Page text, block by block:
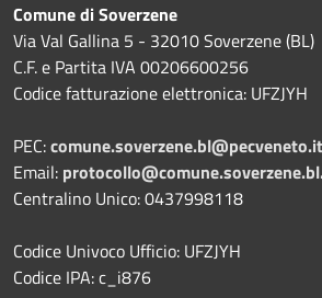
Comune di Soverzene
Via Val Gallina 5 - 32010 Soverzene (BL)
C.F. e Partita IVA 00206600256
Codice fatturazione elettronica: UFZJYH
PEC:comune.soverzene.bl@pecveneto.it
Email:
Centralino Unico: 0437998118
Codice Univoco Ufficio: UFZJYH
Codice IPA: c_i876